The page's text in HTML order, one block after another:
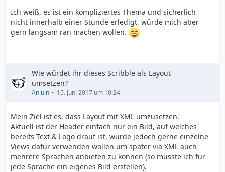
Ich weiß, es ist ein kompliziertes Thema und sicherlich
nicht innerhalb einer Stunde erledigt, würde mich aber
gern langsam ran machen wollen.
Wie würdet ihr dieses Scribble als Layout
umsetzen?
Anluin 15. Juni 2017 um 10:24
Mein Ziel ist es, dass Layout mit XML umzusetzen.
Aktuell ist der Header einfach nur ein Bild, auf welches
bereits Text & Logo drauf ist, würde jedoch gerne einzelne
Views dafür verwenden wollen um später via XML auch
mehrere Sprachen anbieten zu können (so müsste ich für
jede Sprache ein eigenes Bild erstellen).